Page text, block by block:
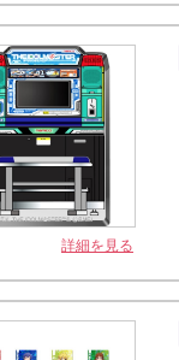
詳細を見る